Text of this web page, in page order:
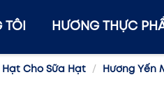
TÔI HƯƠNG THỰC
Hạt Cho Sữa Hạt Hương Yến